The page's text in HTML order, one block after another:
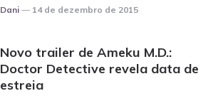
Posted
Dani 14 de dezembro de 2015
Novo trailer de Ameku M.D.:
Doctor Detective revela data de
estreia